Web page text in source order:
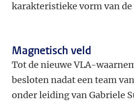
karakteristieke vorm van
Magnetisch veld
Tot de nieuwe VLA-
besloten nadat een team
onder leiding van Gabriele